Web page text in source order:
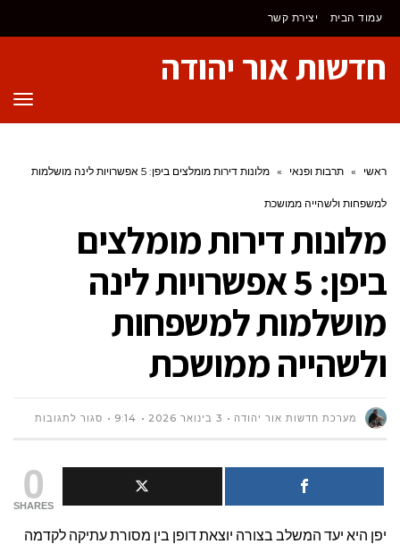
לתוכן
עמוד הבית יצירת קשר
חדשות אור יהודה
ראשי » תרבות ופנאי » מלונות דירות מומלצים ביפן: 5 אפשרויות לינה מושלמות
למשפחות ולשהייה ממושכת
מלונות דירות מומלצים
ביפן: 5 אפשרויות לינה
מושלמות למשפחות
ולשהייה ממושכת
מערכת חדשות אור יהודה 3 בינואר 2026 9:14 סגור לתגובותעל
דירות
0
SHARES
יפן היא יעד המשלב בצורה יוצאת דופן בין מסורת עתיקה לקדמה